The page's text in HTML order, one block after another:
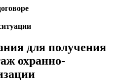
для получения
охранно-